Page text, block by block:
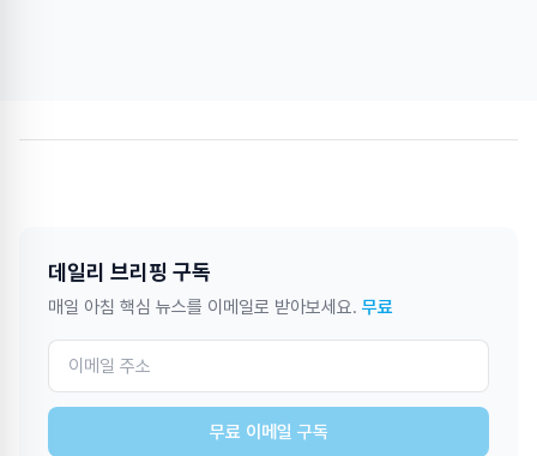
데일리 브리핑 구독
매일 아침 핵심 뉴스를 이메일로 받아보세요. 무료
무료 이메일 구독